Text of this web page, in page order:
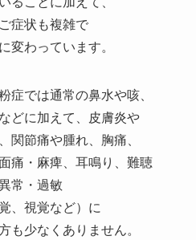
症状も複雑で
変わっています。
症では通常の鼻水や咳、
どに加えて、皮膚炎や
関節痛や腫れ、胸痛、
痛・麻痺、耳鳴り、難聴
常・過敏
、視覚など）に
も少なくありません。